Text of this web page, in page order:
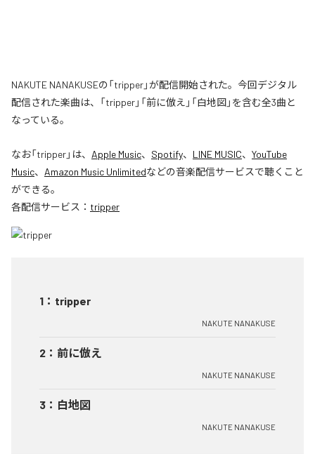
NAKUTE NANAKUSEの「tripper」が配信開始された。今回デジタル
配信された楽曲は、「tripper」「前に倣え」「白地図」を含む全3曲と
なっている。
なお「tripper」は、 Apple Music、 Spotify、 LINE MUSIC、 YouTube
Music、 Amazon Music Unlimitedなどの音楽配信サービスで聴くこと
ができる。
各配信サービス： tripper
1 ： tripper
NAKUTE NANAKUSE
2 ： 前に倣え
NAKUTE NANAKUSE
3 ： 白地図
NAKUTE NANAKUSE